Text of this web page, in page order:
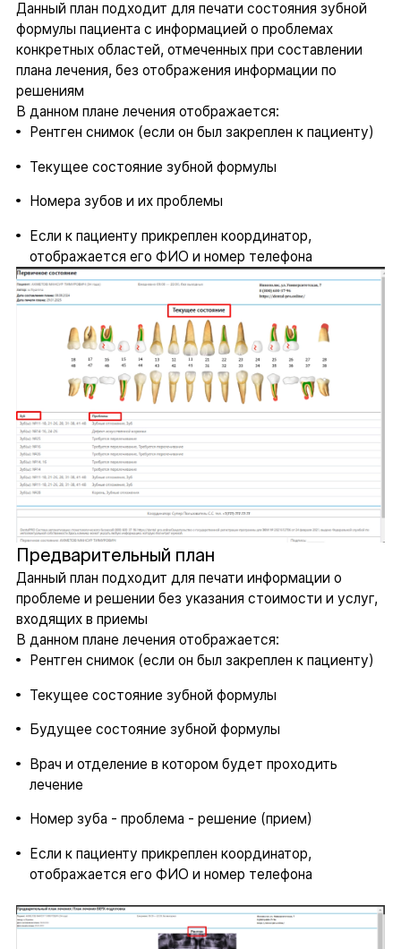
Данный план подходит для печати состояния зубной
формулы пациента с информацией о проблемах
конкретных областей, отмеченных при составлении
плана лечения, без отображения информации по
решениям
В данном плане лечения отображается:
Рентген снимок (если он был закреплен к пациенту)
Текущее состояние зубной формулы
Номера зубов и их проблемы
Если к пациенту прикреплен координатор,
отображается его ФИО и номер телефона
Предварительный план
Данный план подходит для печати информации о
проблеме и решении без указания стоимости и услуг,
входящих в приемы
В данном плане лечения отображается:
Рентген снимок (если он был закреплен к пациенту)
Текущее состояние зубной формулы
Будущее состояние зубной формулы
Врач и отделение в котором будет проходить
лечение
Номер зуба - проблема - решение (прием)
Если к пациенту прикреплен координатор,
отображается его ФИО и номер телефона